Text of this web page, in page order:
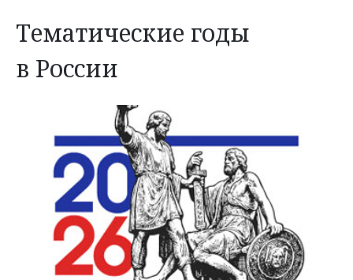
Тематические годы
в России